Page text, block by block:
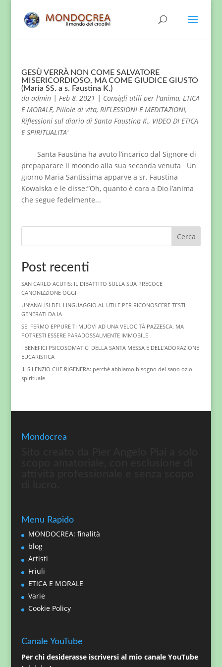
GESÙ VERRÀ NON COME SALVATORE
MISERICORDIOSO, MA COME GIUDICE GIUSTO
(Maria SS. a s. Faustina K.)
da admin| Feb 8, 2021 | Consigli utili per l'anima, ETICA
E MORALE, Pillole di vita, RIFLESSIONI E MEDITAZIONI,
Riflessioni sul diario di Santa Faustina K., VIDEO DI ETICA
E SPIRITUALITA'
Santa Faustina ha avuto l’incarico dal Signore di
prepaparare il moondo alla sua seconda venuta Un
giorno Maria Santissima apparve a sr. Faustina
Kowalska e le disse:”Oh, quanto è cara a Dio l’anima
che segue fedelmente...
Cerca
Post recenti
SAN CARLO ACUTIS: IL DIBATTITO SULLA SUA PRECOCE
CANONIZZIONE OGGI
UN’ANALISI DEL LINGUAGGIO AI. UTILE PER RICONOSCERE TESTI
GENERATI DA IA
SEI FERMO EPPURE TI MUOVI AD UNA VELOCITÀ PAZZESCA. MA
POTRESTI ESSERE PARADOSSALMENTE IMMOBILE
I BENEFICI PSICOSOMATICI DELLA SANTA MESSA E DELL’ADORAZIONE
EUCARISTICA
IL SILENZIO CHE RIGENERA: perché abbiamo bisogno del sano ozio
spirituale
Mondocrea
Menu Rapido
MONDOCREA: finalità
blog
Artisti
Friuli
ETICA E MORALE
Varie
Cookie Policy
Canale YouTube
Per chi desiderasse iscriversi al mio canale YouTube